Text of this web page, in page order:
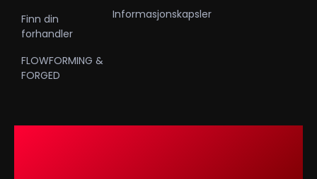
Finn din
forhandler
FLOWFORMING &
FORGED
Informasjonskapsler